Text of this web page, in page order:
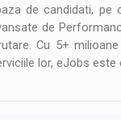
de candidati,
de
Cu 5+
lor, eJobs